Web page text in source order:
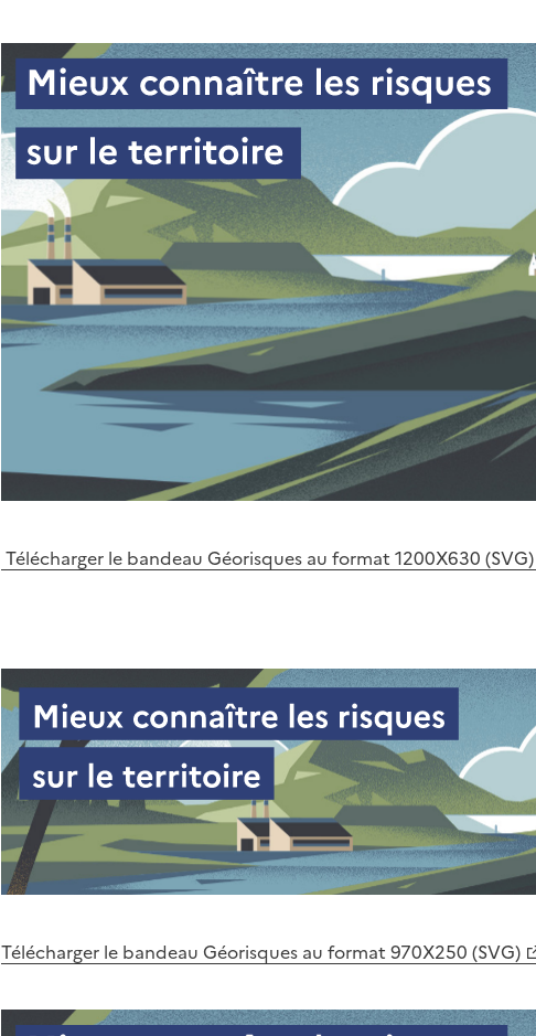
Télécharger le bandeau Géorisques au format 1200X630 (SVG)
Télécharger le bandeau Géorisques au format 970X250 (SVG)